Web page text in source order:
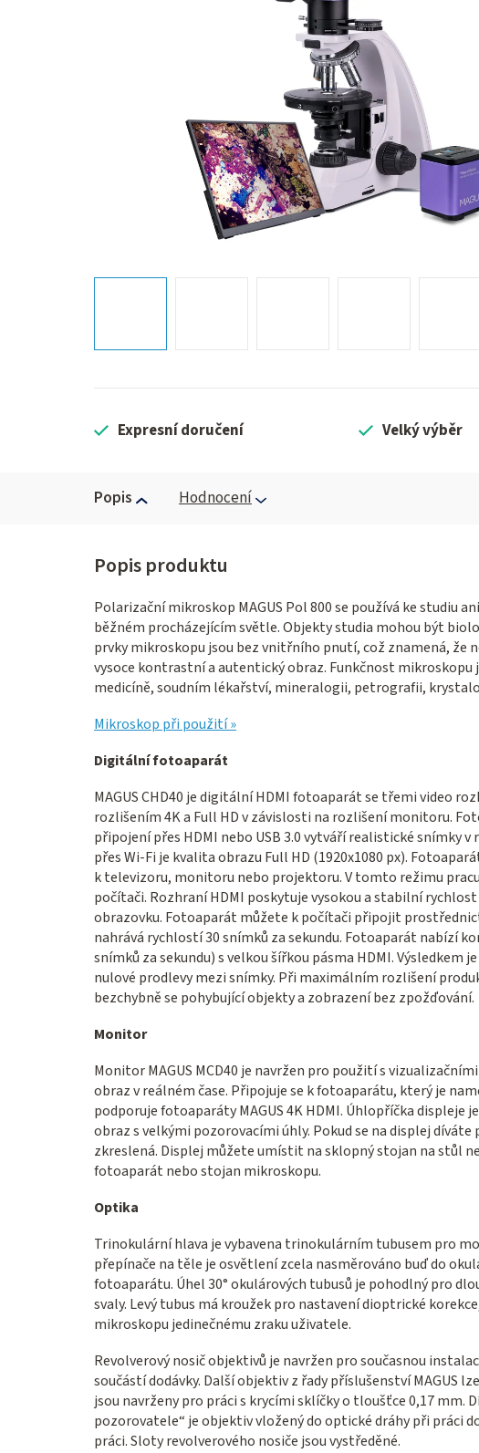
Expresní doručení Velký výběr
Popis Hodnocení
Polarizační mikroskop MAGUS Pol 800 se používá ke studiu
běžném procházejícím světle. Objekty studia mohou být
prvky mikroskopu jsou bez vnitřního pnutí, což znamená, že
vysoce kontrastní a autentický obraz. Funkčnost mikroskopu
medicíně, soudním lékařství, mineralogii, petrografii,
Mikroskop při použití »
Digitální fotoaparát
MAGUS CHD40 je digitální HDMI fotoaparát se třemi video
rozlišením 4K a Full HD v závislosti na rozlišení monitoru.
připojení přes HDMI nebo USB 3.0 vytváří realistické snímky
přes Wi-Fi je kvalita obrazu Full HD (1920x1080 px).
k televizoru, monitoru nebo projektoru. V tomto režimu
počítači. Rozhraní HDMI poskytuje vysokou a stabilní
obrazovku. Fotoaparát můžete k počítači připojit
nahrává rychlostí 30 snímků za sekundu. Fotoaparát nabízí
snímků za sekundu) s velkou šířkou pásma HDMI. Výsledkem
nulové prodlevy mezi snímky. Při maximálním rozlišení
bezchybně se pohybující objekty a zobrazení bez zpožďování.
Monitor
Monitor MAGUS MCD40 je navržen pro použití s
obraz v reálném čase. Připojuje se k fotoaparátu, který je
podporuje fotoaparáty MAGUS 4K HDMI. Úhlopříčka displeje
obraz s velkými pozorovacími úhly. Pokud se na displej
zkreslená. Displej můžete umístit na sklopný stojan na stůl
fotoaparát nebo stojan mikroskopu.
Optika
Trinokulární hlava je vybavena trinokulárním tubusem pro
přepínače na těle je osvětlení zcela nasměrováno buď do
fotoaparátu. Úhel 30° okulárových tubusů je pohodlný pro
svaly. Levý tubus má kroužek pro nastavení dioptrické
mikroskopu jedinečnému zraku uživatele.
Revolverový nosič objektivů je navržen pro současnou
součástí dodávky. Další objektiv z řady příslušenství MAGUS
jsou navrženy pro práci s krycími sklíčky o tloušťce 0,17 mm.
pozorovatele“ je objektiv vložený do optické dráhy při práci
práci. Sloty revolverového nosiče jsou vystředěné.